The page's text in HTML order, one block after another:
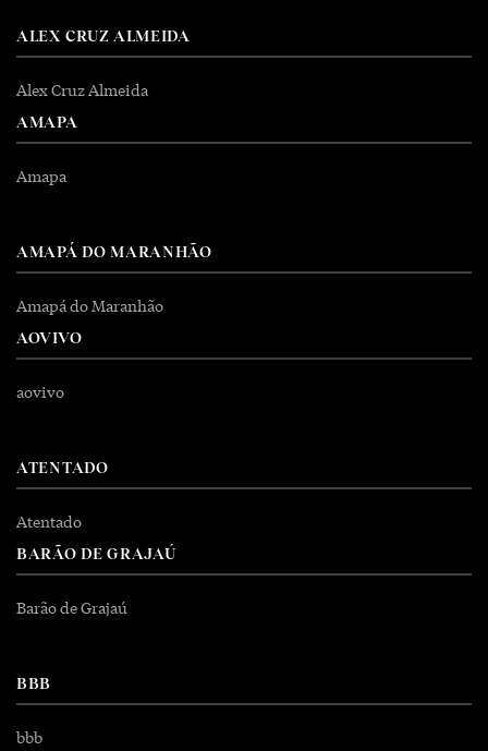
ALEX CRUZ ALMEIDA
Alex Cruz Almeida
AMAPA
Amapa
AMAPÁ DO MARANHÃO
Amapá do Maranhão
AOVIVO
aovivo
ATENTADO
Atentado
BARÃO DE GRAJAÚ
Barão de Grajaú
BBB
bbb